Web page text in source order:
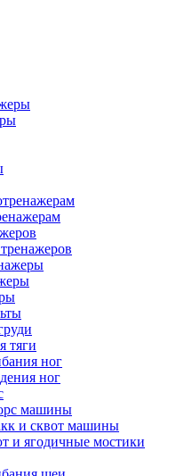
тяги
ног
ног
машины
и сквот машины
и ягодичные мостики